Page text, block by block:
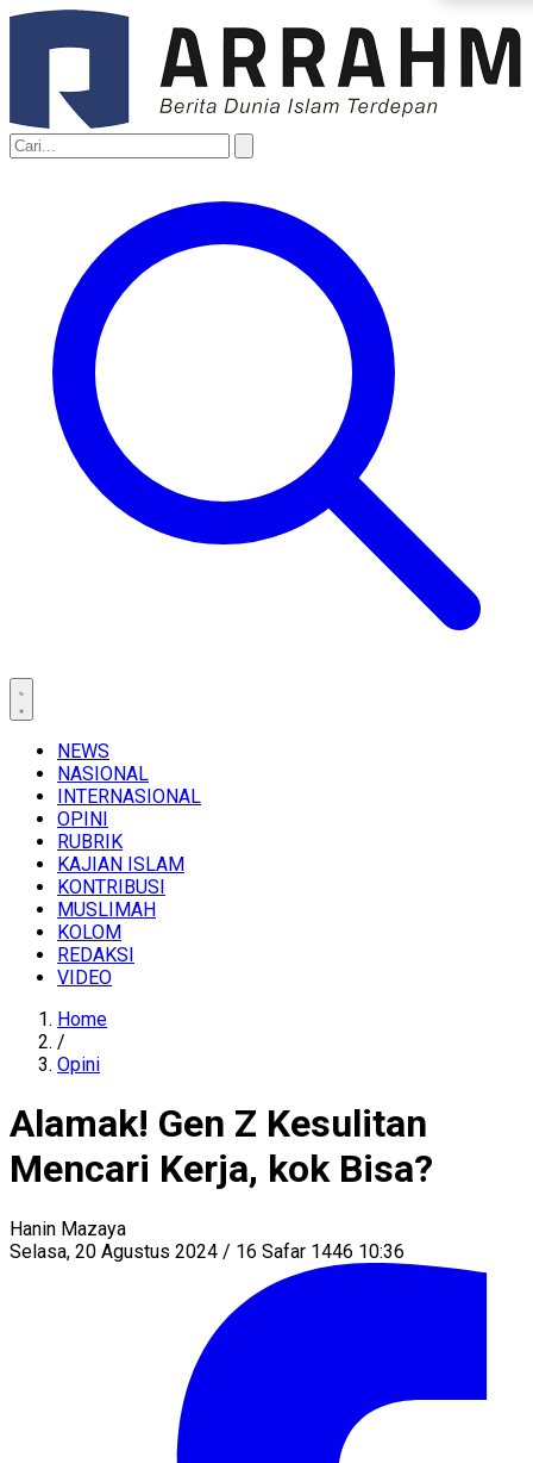
NEWS
NASIONAL
INTERNASIONAL
OPINI
RUBRIK
KAJIAN ISLAM
KONTRIBUSI
MUSLIMAH
KOLOM
REDAKSI
VIDEO
Home
/
Opini
Alamak! Gen Z Kesulitan
Mencari Kerja, kok Bisa?
Hanin Mazaya
Selasa, 20 Agustus 2024 / 16 Safar 1446 10:36